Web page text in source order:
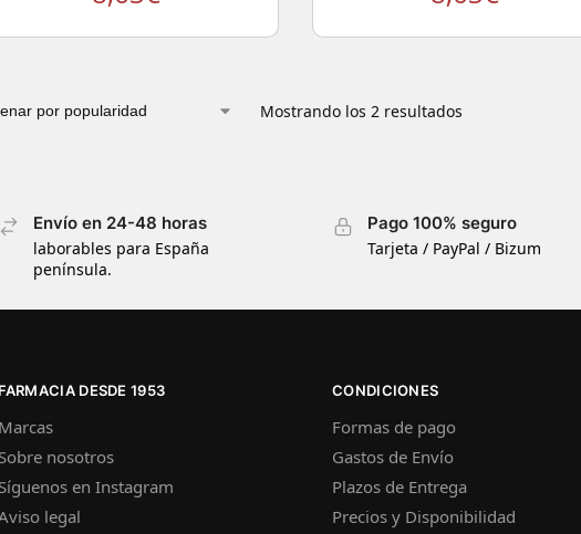
Mostrando los 2 resultados
Envío en 24-48 horas
laborables para España
península.
Pago 100% seguro
Tarjeta / PayPal / Bizum
FARMACIA DESDE 1953
Marcas
Sobre nosotros
Síguenos en Instagram
legal
CONDICIONES
Formas de pago
Gastos de Envío
Plazos de Entrega
Precios y Disponibilidad